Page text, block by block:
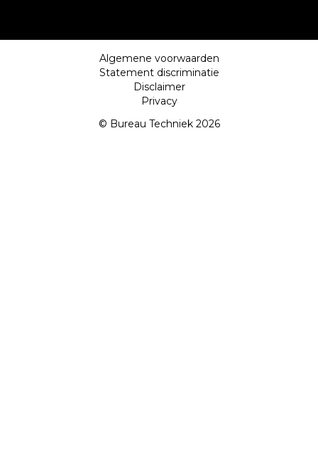
Algemene voorwaarden
Statement discriminatie
Disclaimer
Privacy
© Bureau Techniek 2026